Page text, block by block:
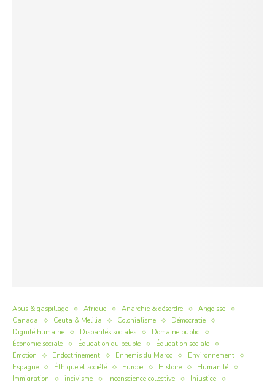
Abus & gaspillage Afrique Anarchie & désordre
Angoisse
Canada
Ceuta & Melilia Colonialisme
Démocratie
Dignité humaine
Disparités sociales
Domaine public
Économie sociale
Éducation du peuple
Éducation sociale
Émotion
Endoctrinement Ennemis du Maroc
Environnement
Espagne
Éthique et société Europe Histoire
Humanité
Immigration
incivisme Inconscience collective
Injustice